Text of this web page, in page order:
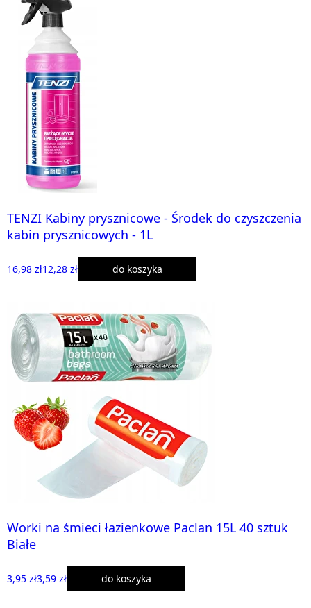
TENZI Kabiny prysznicowe - Środek do czyszczenia
kabin prysznicowych - 1L
16,98 zł12,28 zł do koszyka
Worki na śmieci łazienkowe Paclan 15L 40 sztuk
Białe
3,95 zł3,59 zł do koszyka